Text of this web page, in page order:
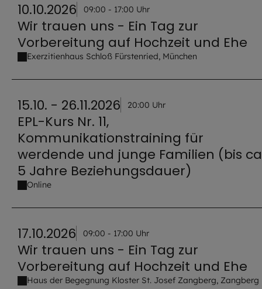
10.10.2026 09:00 - 17:00 Uhr
Wir trauen uns - Ein Tag zur
Vorbereitung auf Hochzeit und Ehe
Exerzitienhaus Schloß Fürstenried, München
15.10. - 26.11.2026 20:00 Uhr
EPL-Kurs Nr. 11,
Kommunikationstraining für
werdende und junge Familien (bis
5 Jahre Beziehungsdauer)
Online
17.10.2026 09:00 - 17:00 Uhr
Wir trauen uns - Ein Tag zur
Vorbereitung auf Hochzeit und Ehe
Haus der Begegnung Kloster St. Josef Zangberg, Zangberg